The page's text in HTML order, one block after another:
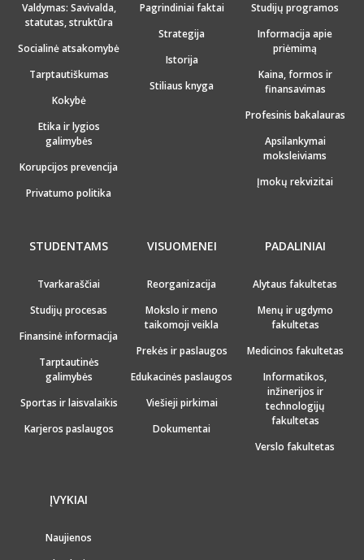
Valdymas: Savivalda,
statutas, struktūra
Socialinė atsakomybė
Tarptautiškumas
Kokybė
Etika ir lygios
galimybės
Korupcijos prevencija
Privatumo politika
Pagrindiniai faktai
Strategija
Istorija
Stiliaus knyga
Studijų programos
Informacija apie
priėmimą
Kaina, formos ir
finansavimas
Profesinis bakalauras
Apsilankymai
moksleiviams
Įmokų rekvizitai
STUDENTAMS
Tvarkaraščiai
Studijų procesas
Finansinė informacija
Tarptautinės
galimybės
Sportas ir laisvalaikis
Karjeros paslaugos
VISUOMENEI
Reorganizacija
Mokslo ir meno
taikomoji veikla
Prekės ir paslaugos
Edukacinės paslaugos
Viešieji pirkimai
Dokumentai
PADALINIAI
Alytaus fakultetas
Menų ir ugdymo
fakultetas
Medicinos fakultetas
Informatikos,
inžinerijos ir
technologijų
fakultetas
Verslo fakultetas
ĮVYKIAI
Naujienos